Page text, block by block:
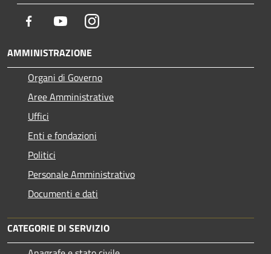
Facebook YoutubeInstagram
AMMINISTRAZIONE
Organi di Governo
Aree Amministrative
Uffici
Enti e fondazioni
Politici
Personale Amministrativo
Documenti e dati
CATEGORIE DI SERVIZIO